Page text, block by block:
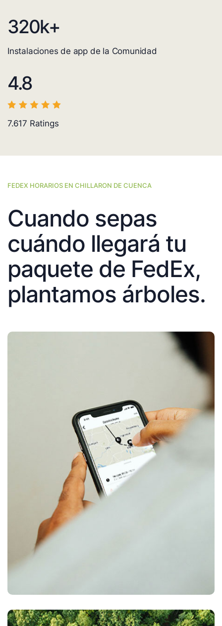
320k+
Instalaciones de app de la Comunidad
4.8
7.617 Ratings
FEDEX HORARIOS EN CHILLARON DE CUENCA
Cuando sepas
cuándo llegará tu
paquete de FedEx,
plantamos árboles.